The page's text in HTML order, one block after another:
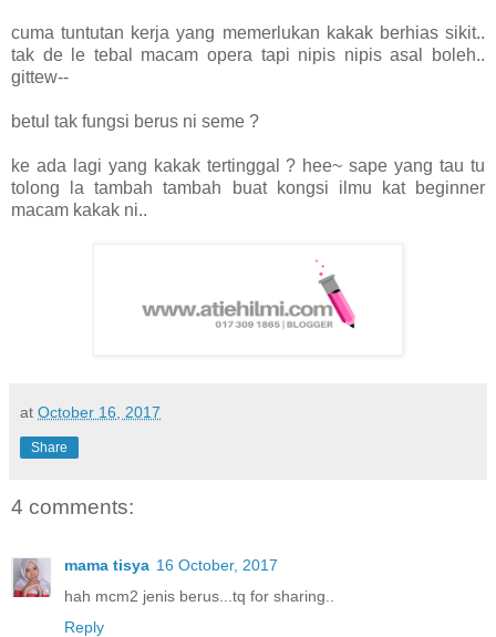
cuma tuntutan kerja yang memerlukan kakak berhias sikit..
tak de le tebal macam opera tapi nipis nipis asal boleh..
gittew--
betul tak fungsi berus ni seme ?
ke ada lagi yang kakak tertinggal ? hee~ sape yang tau tu
tolong la tambah tambah buat kongsi ilmu kat beginner
macam kakak ni..
at October 16, 2017
Share
4 comments:
mama tisya 16 October, 2017
hah mcm2 jenis berus...tq for sharing..
Reply